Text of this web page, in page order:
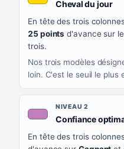
QUAND LA LIGNE PREND
CE QUE CELA VOUS DIT
Cheval du jour,
En tête des trois
25 points d'avance sur
trois.
Nos trois modèles
loin. C'est le seuil le plus
NIVEAU 2
Confiance
En tête des trois